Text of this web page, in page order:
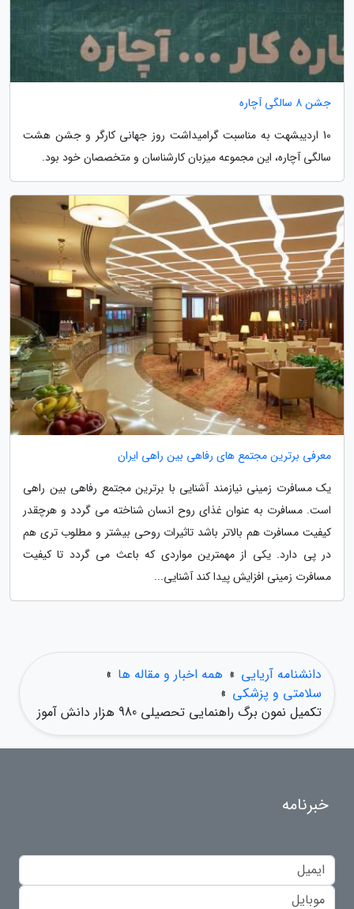
جشن 8 سالگی آچاره
10 اردیبشهت به مناسبت گرامیداشت روز جهانی کارگر و جشن هشت
سالگی آچاره، این مجموعه میزبان کارشناسان و متخصصان خود بود.
معرفی برترین مجتمع های رفاهی بین راهی ایران
یک مسافرت زمینی نیازمند آشنایی با برترین مجتمع رفاهی بین راهی
است. مسافرت به عنوان غذای روح انسان شناخته می گردد و هرچقدر
کیفیت مسافرت هم بالاتر باشد تاثیرات روحی بیشتر و مطلوب تری هم
در پی دارد. یکی از مهمترین مواردی که باعث می گردد تا کیفیت
مسافرت زمینی افزایش پیدا کند آشنایی...
دانشنامه آریایی » همه اخبار و مقاله ها »
سلامتی و پزشکی »
تکمیل نمون برگ راهنمایی تحصیلی 980 هزار دانش آموز
خبرنامه